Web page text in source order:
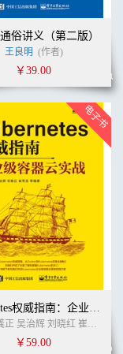
俗讲义（第二版）
王良明 (作者)
￥39.00
Kubernetes权威指南：企业级容器云实战
闫健勇 龚正 吴治辉 刘晓红 崔秀龙 赵玲丽 何通
￥59.00